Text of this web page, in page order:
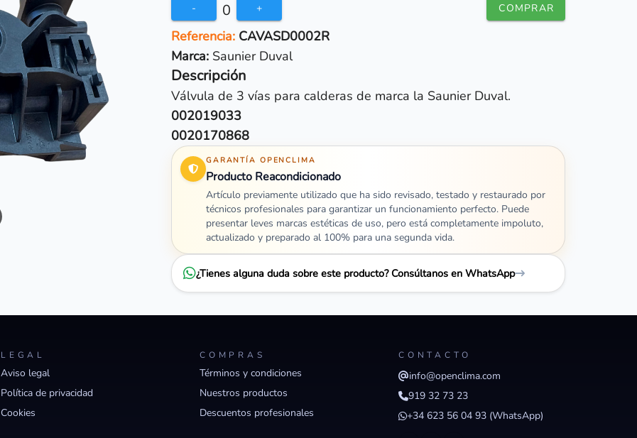
- 0 + COMPRAR
Referencia:CAVASD0002R
Marca: Saunier Duval
Descripción
Válvula de 3 vías para calderas de marca la Saunier Duval.
002019033
0020170868
GARANTÍA OPENCLIMA
Producto Reacondicionado
Artículo previamente utilizado que ha sido revisado, testado y restaurado por
técnicos profesionales para garantizar un funcionamiento perfecto. Puede
presentar leves marcas estéticas de uso, pero está completamente impoluto,
actualizado y preparado al 100% para una segunda vida.
¿Tienes alguna duda sobre este producto? Consúltanos en WhatsApp
LEGAL
Aviso legal
Política de privacidad
Cookies
COMPRAS
Términos y condiciones
Nuestros productos
Descuentos profesionales
CONTACTO
info@openclima.com
919 32 73 23
+34 623 56 04 93 (WhatsApp)